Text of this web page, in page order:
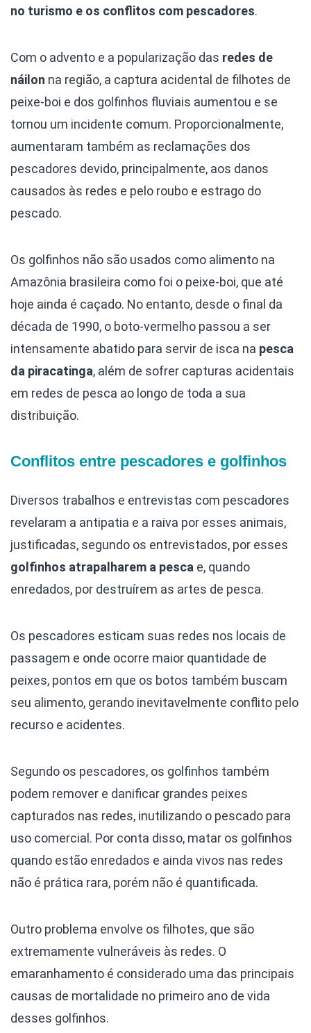
no turismo e os conflitos com pescadores.
Com o advento e a popularização das redes de
náilon na região, a captura acidental de filhotes de
peixe-boi e dos golfinhos fluviais aumentou e se
tornou um incidente comum. Proporcionalmente,
aumentaram também as reclamações dos
pescadores devido, principalmente, aos danos
causados às redes e pelo roubo e estrago do
pescado.
Os golfinhos não são usados como alimento na
Amazônia brasileira como foi o peixe-boi, que até
hoje ainda é caçado. No entanto, desde o final da
década de 1990, o boto-vermelho passou a ser
intensamente abatido para servir de isca na pesca
da piracatinga, além de sofrer capturas acidentais
em redes de pesca ao longo de toda a sua
distribuição.
Conflitos entre pescadores e golfinhos
Diversos trabalhos e entrevistas com pescadores
revelaram a antipatia e a raiva por esses animais,
justificadas, segundo os entrevistados, por esses
golfinhos atrapalharem a pesca e, quando
enredados, por destruírem as artes de pesca.
Os pescadores esticam suas redes nos locais de
passagem e onde ocorre maior quantidade de
peixes, pontos em que os botos também buscam
seu alimento, gerando inevitavelmente conflito pelo
recurso e acidentes.
Segundo os pescadores, os golfinhos também
podem remover e danificar grandes peixes
capturados nas redes, inutilizando o pescado para
uso comercial. Por conta disso, matar os golfinhos
quando estão enredados e ainda vivos nas redes
não é prática rara, porém não é quantificada.
Outro problema envolve os filhotes, que são
extremamente vulneráveis às redes. O
emaranhamento é considerado uma das principais
causas de mortalidade no primeiro ano de vida
desses golfinhos.